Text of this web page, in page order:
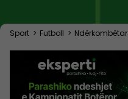
Sport > Futboll >